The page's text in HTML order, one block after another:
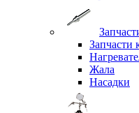
Запчасти
Жала
Насадки